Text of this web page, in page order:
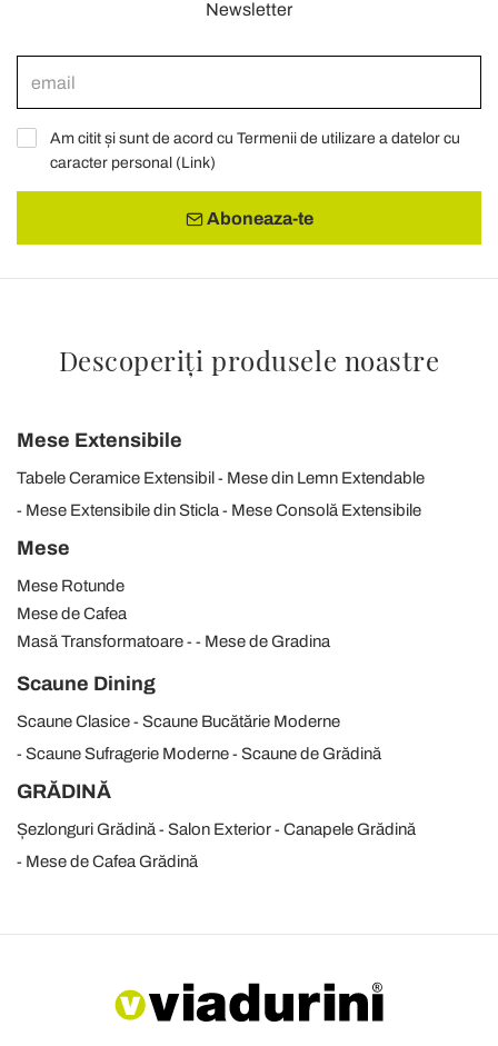
Newsletter
Am citit și sunt de acord cu Termenii de utilizare a datelor cu
caracter personal (Link)
Aboneaza-te
Descoperiți produsele noastre
Mese Extensibile
Tabele Ceramice Extensibil
Mese din Lemn Extendable
Mese Extensibile din Sticla
Mese Consolă Extensibile
Mese
Mese Rotunde
Mese de Cafea
Masă Transformatoare
Mese de Gradina
Scaune Dining
Scaune Clasice
Scaune Bucătărie Moderne
Scaune Sufragerie Moderne
Scaune de Grădină
GRĂDINĂ
Șezlonguri Grădină Salon Exterior
Canapele Grădină
Mese de Cafea Grădină